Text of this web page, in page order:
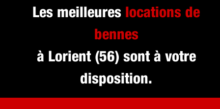
Les meilleures locations de
bennes
à Lorient (56) sont à votre
disposition.